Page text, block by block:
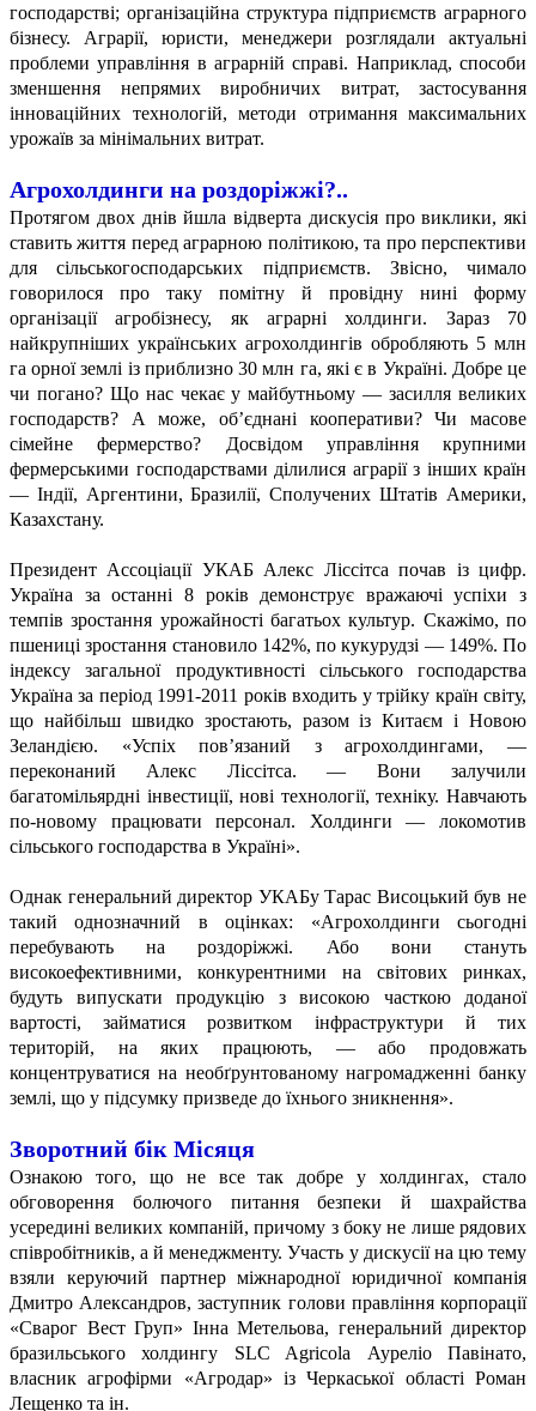
господарстві; організаційна структура підприємств аграрного
бізнесу. Аграрії, юристи, менеджери розглядали актуальні
проблеми управління в аграрній справі. Наприклад, способи
зменшення непрямих виробничих витрат, застосування
інноваційних технологій, методи отримання максимальних
урожаїв за мінімальних витрат.
Агрохолдинги на роздоріжжі?..
Протягом двох днів йшла відверта дискусія про виклики, які
ставить життя перед аграрною політикою, та про перспективи
для сільськогосподарських підприємств. Звісно, чимало
говорилося про таку помітну й провідну нині форму
організації агробізнесу, як аграрні холдинги. Зараз 70
найкрупніших українських агрохолдингів обробляють 5 млн
га орної землі із приблизно 30 млн га, які є в Україні. Добре це
чи погано? Що нас чекає у майбутньому — засилля великих
господарств? А може, об’єднані кооперативи? Чи масове
сімейне фермерство? Досвідом управління крупними
фермерськими господарствами ділилися аграрії з інших країн
— Індії, Аргентини, Бразилії, Сполучених Штатів Америки,
Казахстану.
Президент Ассоціації УКАБ Алекс Ліссітса почав із цифр.
Україна за останні 8 років демонструє вражаючі успіхи з
темпів зростання урожайності багатьох культур. Скажімо, по
пшениці зростання становило 142%, по кукурудзі — 149%. По
індексу загальної продуктивності сільського господарства
Україна за період 1991-2011 років входить у трійку країн світу,
що найбільш швидко зростають, разом із Китаєм і Новою
Зеландією. «Успіх пов’язаний з агрохолдингами, —
переконаний Алекс Ліссітса. — Вони залучили
багатомільярдні інвестиції, нові технології, техніку. Навчають
по-новому працювати персонал. Холдинги — локомотив
сільського господарства в Україні».
Однак генеральний директор УКАБу Тарас Висоцький був не
такий однозначний в оцінках: «Агрохолдинги сьогодні
перебувають на роздоріжжі. Або вони стануть
високоефективними, конкурентними на світових ринках,
будуть випускати продукцію з високою часткою доданої
вартості, займатися розвитком інфраструктури й тих
територій, на яких працюють, — або продовжать
концентруватися на необґрунтованому нагромадженні банку
землі, що у підсумку призведе до їхнього зникнення».
Зворотний бік Місяця
Ознакою того, що не все так добре у холдингах, стало
обговорення болючого питання безпеки й шахрайства
усередині великих компаній, причому з боку не лише рядових
співробітників, а й менеджменту. Участь у дискусії на цю тему
взяли керуючий партнер міжнародної юридичної компанія
Дмитро Александров, заступник голови правління корпорації
«Сварог Вест Груп» Інна Метельова, генеральний директор
бразильського холдингу SLC Agrіcola Ауреліо Павінато,
власник агрофірми «Агродар» із Черкаської області Роман
Лещенко та ін.